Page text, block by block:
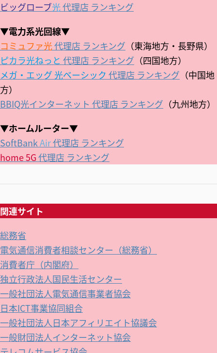
ビッグローブ光代理店 ランキング
▼電力系光回線▼
コミュファ光代理店 ランキング （東海地方・長野県）
ピカラ光ねっと 代理店 ランキング （四国地方）
メガ・エッグ 光ベーシック 代理店 ランキング （中国地
方）
BBIQ光インターネット 代理店 ランキング （九州地方）
▼ホームルーター▼
SoftBankAir代理店 ランキング
home 5G代理店 ランキング
関連サイト
総務省
電気通信消費者相談センター（総務省）
消費者庁（内閣府）
独立行政法人国民生活センター
一般社団法人電気通信事業者協会
日本ICT事業協同組合
一般社団法人日本アフィリエイト協議会
一般財団法人インターネット協会